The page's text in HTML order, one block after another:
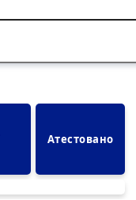
Атестовано